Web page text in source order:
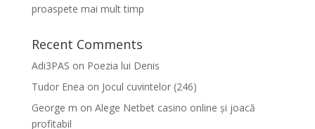
proaspete mai mult timp
Recent Comments
Adi3PAS on Poezia lui Denis
Tudor Enea on Jocul cuvintelor (246)
George m on Alege Netbet casino online și joacă
profitabil